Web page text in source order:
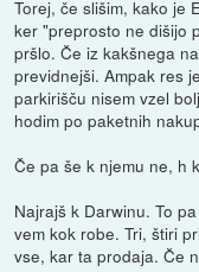
Torej, če slišim, kako je
ker "preprosto ne dišijo
pršlo. Če iz kakšnega
previdnejši. Ampak res
parkirišču nisem vzel
hodim po paketnih
Če pa še k njemu ne, h
Najrajš k Darwinu. To
vem kok robe. Tri, štiri
vse, kar ta prodaja. Če